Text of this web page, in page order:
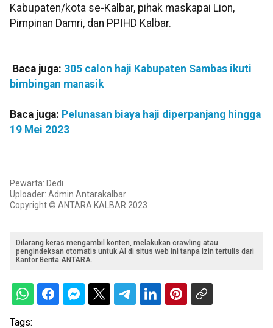
Kabupaten/kota se-Kalbar, pihak maskapai Lion,
Pimpinan Damri, dan PPIHD Kalbar.
Baca juga: 305 calon haji Kabupaten Sambas ikuti
bimbingan manasik
Baca juga: Pelunasan biaya haji diperpanjang hingga
19 Mei 2023
Pewarta: Dedi
Uploader: Admin Antarakalbar
Copyright © ANTARA KALBAR 2023
Dilarang keras mengambil konten, melakukan crawling atau
pengindeksan otomatis untuk AI di situs web ini tanpa izin tertulis dari
Kantor Berita ANTARA.
Tags: